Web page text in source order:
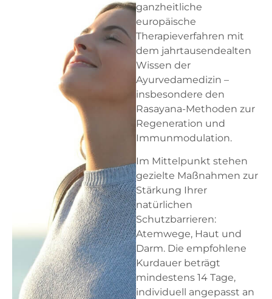
ganzheitliche
europäische
Therapieverfahren mit
dem jahrtausendealten
Wissen der
Ayurvedamedizin –
insbesondere den
Rasayana-Methoden zur
Regeneration und
Immunmodulation.
Im Mittelpunkt stehen
gezielte Maßnahmen zur
Stärkung Ihrer
natürlichen
Schutzbarrieren:
Atemwege, Haut und
Darm. Die empfohlene
Kurdauer beträgt
mindestens 14 Tage,
individuell angepasst an